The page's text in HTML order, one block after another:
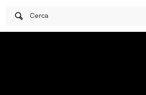
Cerca